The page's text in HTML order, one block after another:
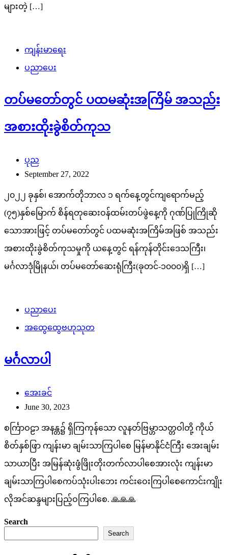
များတဲ့ […]
ကျန်းမာရေး
ပညာပေး
တပ်မတော်တွင် ပထမဆုံးအကြိမ် အသည်း
အစားထိုးခွဲစိတ်ကုသ
ပုည
September 27, 2022
၂၀၂၂ ခုနှစ်၊ အောက်တိုဘာလ ၁ ရက်နေ့တွင်ကျရောက်မည့်
(၇၅)နှစ်မြောက် စိန်ရတုဆေးဝန်ထမ်းတပ်ဖွဲနေ့ကို ဂုဏ်ပြုကြိုဆို
သောအားဖြင့် တပ်မတော်တွင် ပထမဆုံးအကြိမ်အဖြစ် အသည်း
အစားထိုးခွဲစိတ်ကုသမှုကို ယနေ့တွင် ရန်ကုန်တိုင်းဒေသကြီး၊
မင်္ဂလာဒုံမြိုနယ်၊ တပ်မတော်ဆေးရုံကြီး(ခုတင်-၁၀၀၀)ရှိ […]
ပညာပေး
အထွေထွေဗဟုသုတ
မင်္ဂလာပါ
အေးခင်
June 30, 2023
စင်္ကြာဝဠာ အနန္တ၌ ရှိကြကုန်သော လူနတ်ဗြမ္ဟာသတ္တဝါတို့ ကိုယ်
စိတ်နှစ်ဖြာ ကျန်းမာ ချမ်းသာကြပါစေ မြန်မာနိုင်ငံကြီး အေးချမ်း
သာယာပြီး အမြန်ဆုံးဖွံဖြိုးတိုးတက်လာပါစေအားလုံး ကျန်းမာ
ချမ်းသာကြပါစေကပ်သုံးပါးဘေး ကင်းဝေးကြပါစေကောင်းကျိုး
လိုအင်ဆန္ဒများပြည့်ဝကြပါစေ. 🙏🙏🙏
Search
Search